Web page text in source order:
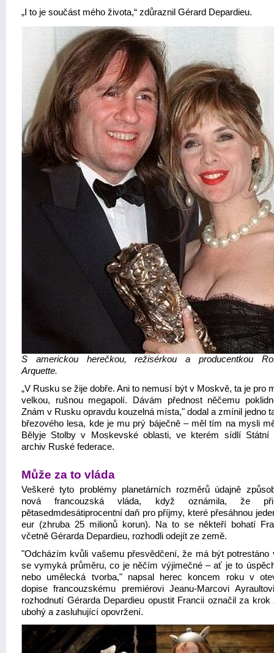
„I to je součást mého života,“ zdůraznil Gérard Depardieu.
S americkou herečkou, režisérkou a producentkou
Arquette.
„V Rusku se žije dobře. Ani to nemusí být v Moskvě, ta je pro
velkou, rušnou megapolí. Dávám přednost něčemu
Znám v Rusku opravdu kouzelná místa," dodal a zmínil jedno
březového lesa, kde je mu prý báječně – měl tím na mysli
Bělyje Stolby v Moskevské oblasti, ve kterém sídlí Státní
archiv Ruské federace.
Může za to vláda
Veškeré tyto problémy planetárních rozměrů údajně
nová francouzská vláda, když oznámila, že
pětasedmdesátiprocentní daň pro příjmy, které přesáhnou
eur (zhruba 25 milionů korun). Na to se někteří bohatí
včetně Gérarda Depardieu, rozhodli odejít ze země.
"Odcházím kvůli vašemu přesvědčení, že má být potrestáno
se vymyká průměru, co je něčím výjimečné – ať je to
nebo umělecká tvorba," napsal herec koncem roku v
dopise francouzskému premiérovi Jeanu-Marcovi
rozhodnutí Gérarda Depardieu opustit Francii označil za krok
ubohý a zasluhující opovržení.